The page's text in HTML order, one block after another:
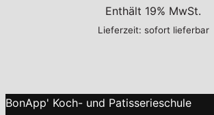
Enthält 19% MwSt.
Lieferzeit: sofort lieferbar
BonApp' Koch- und Patisserieschule